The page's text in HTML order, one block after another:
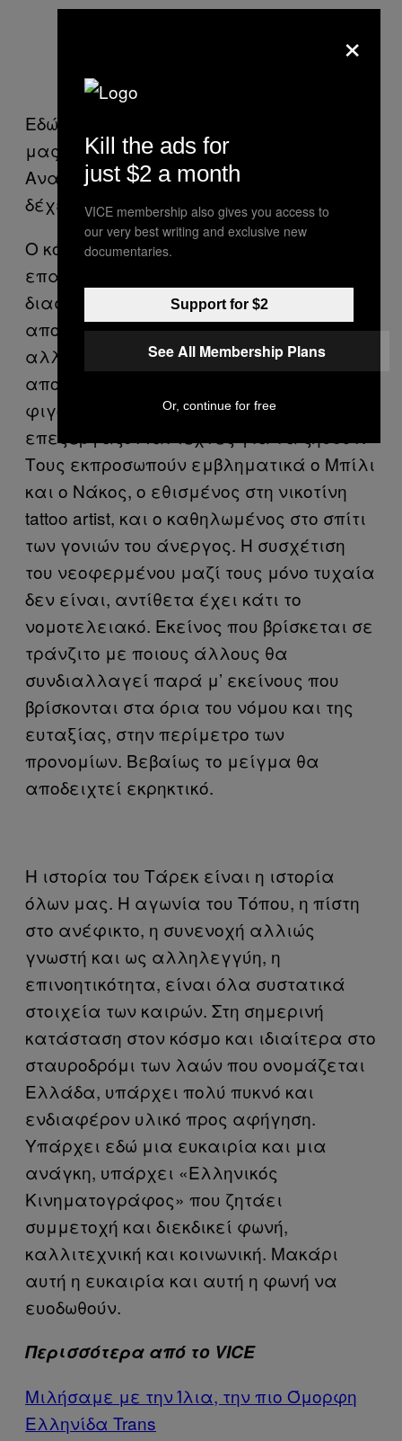
Εδώ στη Δύση πιστεύουμε ότι τη μοίρα
μας τη φτιάχνουμε μόνοι μας. Στην
Ανατολή, η μοίρα είναι για να τη
δέχεσαι.
Ο κόσμος με τον οποίων έρχεται σε
επαφή στη χώρα που πρέπει να
διασχίσει δεν είναι φυσικά ελίτ,
αποκαταστημένοι και κάποιοι ειδικοί,
αλλά οι «μπασκλάδες» και οι
αποκαθηλωμένοι προνομίων, οριακές
φιγούρες του demi- monde που
επεξεργάζονται τέχνες για να ζήσουν.
Τους εκπροσωπούν εμβληματικά ο Μπίλι
και ο Νάκος, ο εθισμένος στη νικοτίνη
tattoo artist, και ο καθηλωμένος στο σπίτι
των γονιών του άνεργος. Η συσχέτιση
του νεοφερμένου μαζί τους μόνο τυχαία
δεν είναι, αντίθετα έχει κάτι το
νομοτελειακό. Εκείνος που βρίσκεται σε
τράνζιτο με ποιους άλλους θα
συνδιαλλαγεί παρά μ’ εκείνους που
βρίσκονται στα όρια του νόμου και της
ευταξίας, στην περίμετρο των
προνομίων. Βεβαίως το μείγμα θα
αποδειχτεί εκρηκτικό.
Η ιστορία του Τάρεκ είναι η ιστορία
όλων μας. Η αγωνία του Τόπου, η πίστη
στο ανέφικτο, η συνενοχή αλλιώς
γνωστή και ως αλληλεγγύη, η
επινοητικότητα, είναι όλα συστατικά
στοιχεία των καιρών. Στη σημερινή
κατάσταση στον κόσμο και ιδιαίτερα στο
σταυροδρόμι των λαών που ονομάζεται
Ελλάδα, υπάρχει πολύ πυκνό και
ενδιαφέρον υλικό προς αφήγηση.
Υπάρχει εδώ μια ευκαιρία και μια
ανάγκη, υπάρχει «Ελληνικός
Κινηματογράφος» που ζητάει
συμμετοχή και διεκδικεί φωνή,
καλλιτεχνική και κοινωνική. Μακάρι
αυτή η ευκαιρία και αυτή η φωνή να
ευοδωθούν.
Περισσότερα από το VICE
Μιλήσαμε με την Ίλια, την πιο Όμορφη
Ελληνίδα Trans
×
Kill the ads for
just $2 a month
VICE membership also gives you access to
our very best writing and exclusive new
documentaries.
Support for $2
See All Membership Plans
Or, continue for free